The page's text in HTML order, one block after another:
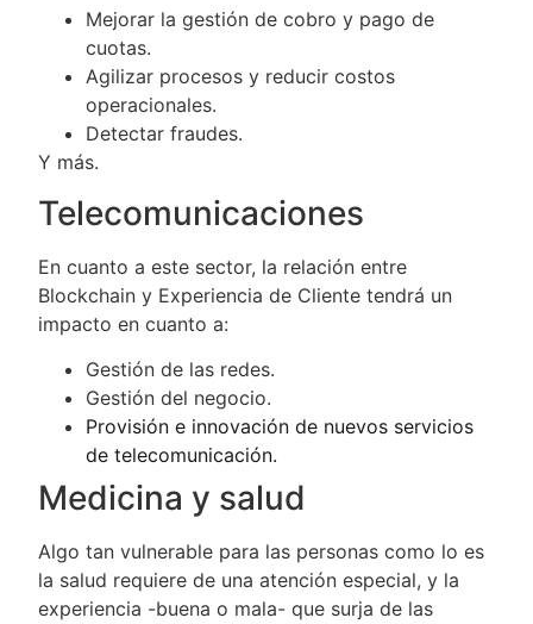
Mejorar la gestión de cobro y pago de
cuotas.
Agilizar procesos y reducir costos
operacionales.
Detectar fraudes.
Y más.
Telecomunicaciones
En cuanto a este sector, la relación entre
Blockchain y Experiencia de Cliente tendrá un
impacto en cuanto a:
Gestión de las redes.
Gestión del negocio.
Provisión e innovación de nuevos servicios
de telecomunicación.
Medicina y salud
Algo tan vulnerable para las personas como lo es
la salud requiere de una atención especial, y la
experiencia -buena o mala- que surja de las